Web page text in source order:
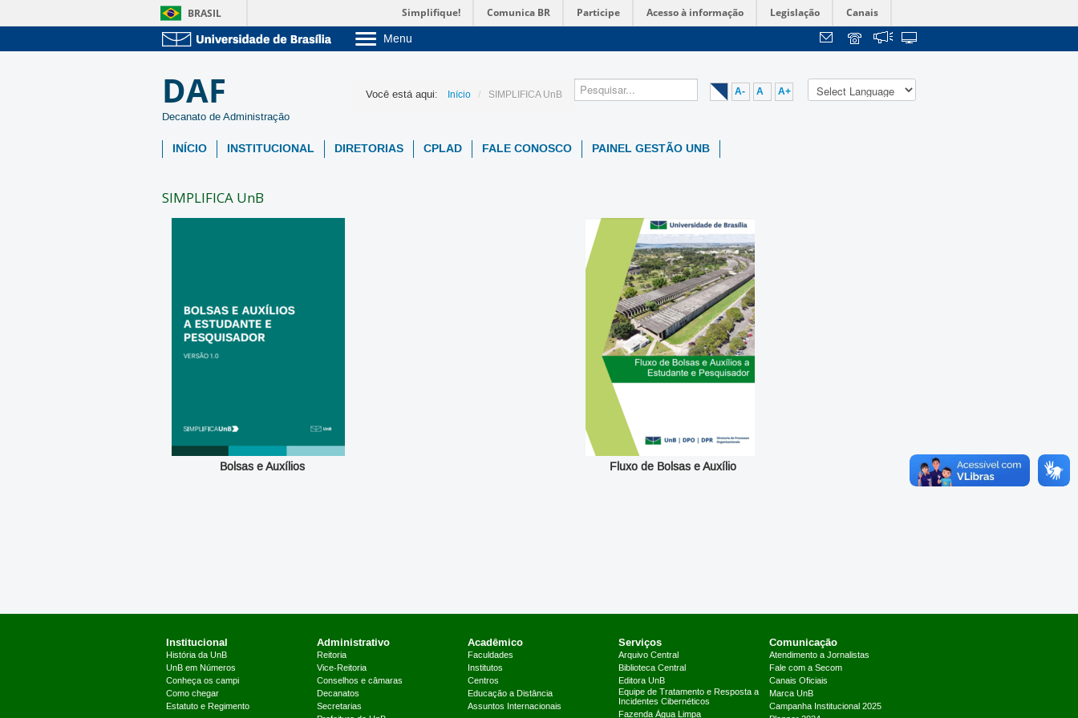
BRASIL Simplifique! Comunica BR Participe Acesso à informação Legislação Canais
Menu
Estude na UnB
Servidor
DAF
Decanato de Administração
Você está aqui: Início / SIMPLIFICA UnB A- A A+
INÍCIO INSTITUCIONAL DIRETORIAS CPLAD FALE CONOSCO PAINEL GESTÃO UNB
SIMPLIFICA UnB
Bolsas e Auxílios Fluxo de Bolsas e Auxílio
Institucional
História da UnB
UnB em Números
Conheça os campi
Como chegar
Estatuto e Regimento
Administrativo
Reitoria
Vice-Reitoria
Conselhos e câmaras
Decanatos
Secretarias
Acadêmico
Faculdades
Institutos
Centros
Educação a Distância
Assuntos Internacionais
Serviços
Arquivo Central
Biblioteca Central
Editora UnB
Equipe de Tratamento e Resposta a
Incidentes Cibernéticos
Fazenda Água Limpa
Comunicação
Atendimento a Jornalistas
Fale com a Secom
Canais Oficiais
Marca UnB
Campanha Institucional 2025